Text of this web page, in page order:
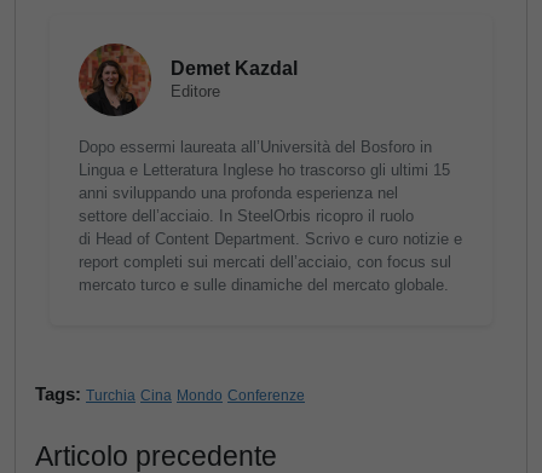
Demet Kazdal
Editore
Dopo essermi laureata all’Università del Bosforo in
Lingua e Letteratura Inglese ho trascorso gli ultimi 15
anni sviluppando una profonda esperienza nel
settore dell’acciaio. In SteelOrbis ricopro il ruolo
di Head of Content Department. Scrivo e curo notizie e
report completi sui mercati dell’acciaio, con focus sul
mercato turco e sulle dinamiche del mercato globale.
Tags: Turchia Cina Mondo Conferenze
Articolo precedente